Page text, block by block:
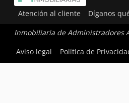
Atención al cliente Díganos
Inmobiliaria de Administradores
Aviso legal
Política de